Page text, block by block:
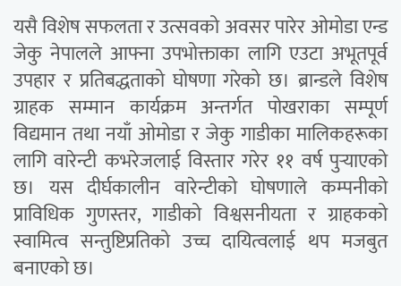
यसै विशेष सफलता र उत्सवको अवसर पारेर ओमोडा एन्ड
जेकु नेपालले आफ्ना उपभोक्ताका लागि एउटा अभूतपूर्व
उपहार र प्रतिबद्धताको घोषणा गरेको छ। ब्रान्डले विशेष
ग्राहक सम्मान कार्यक्रम अन्तर्गत पोखराका सम्पूर्ण
विद्यमान तथा नयाँ ओमोडा र जेकु गाडीका मालिकहरूका
लागि वारेन्टी कभरेजलाई विस्तार गरेर ११ वर्ष पुर्‍याएको
छ। यस दीर्घकालीन वारेन्टीको घोषणाले कम्पनीको
प्राविधिक गुणस्तर, गाडीको विश्वसनीयता र ग्राहकको
स्वामित्व सन्तुष्टिप्रतिको उच्च दायित्वलाई थप मजबुत
बनाएको छ।